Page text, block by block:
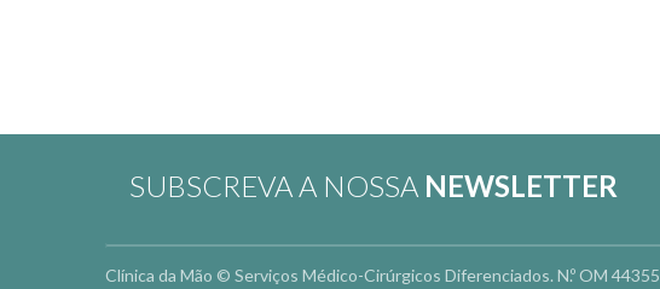
SUBSCREVA A NOSSA NEWSLETTER
Clínica da Mão © Serviços Médico-Cirúrgicos Diferenciados. N.º OM 44355